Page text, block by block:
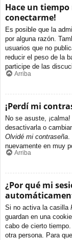
Hace un
conectarme!
Es posible que la
por alguna razón.
usuarios que no
reducir el peso de la
participe de las
Arriba
¡Perdí mi
No se asuste,
desactivarla o
Olvidé mi contraseña
nuevamente en muy
Arriba
¿Por qué mi
Si no activa la casilla
guardan en una
cabo de cierto
otra persona. Para